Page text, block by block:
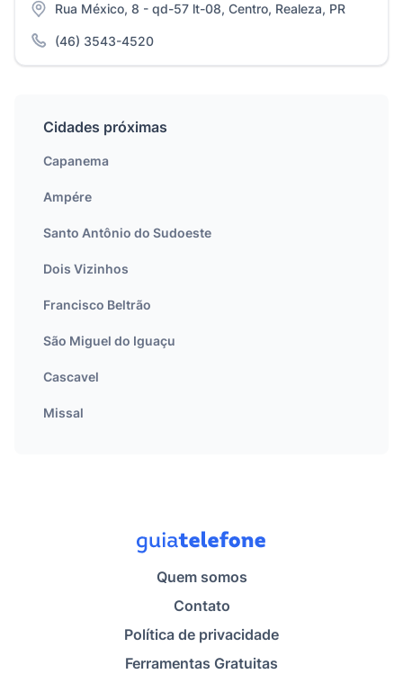
Rua México, 8 - qd-57 lt-08, Centro, Realeza, PR
(46) 3543-4520
Cidades próximas
Capanema
Ampére
Santo Antônio do Sudoeste
Dois Vizinhos
Francisco Beltrão
São Miguel do Iguaçu
Cascavel
Missal
Quem somos
Contato
Política de privacidade
Ferramentas Gratuitas